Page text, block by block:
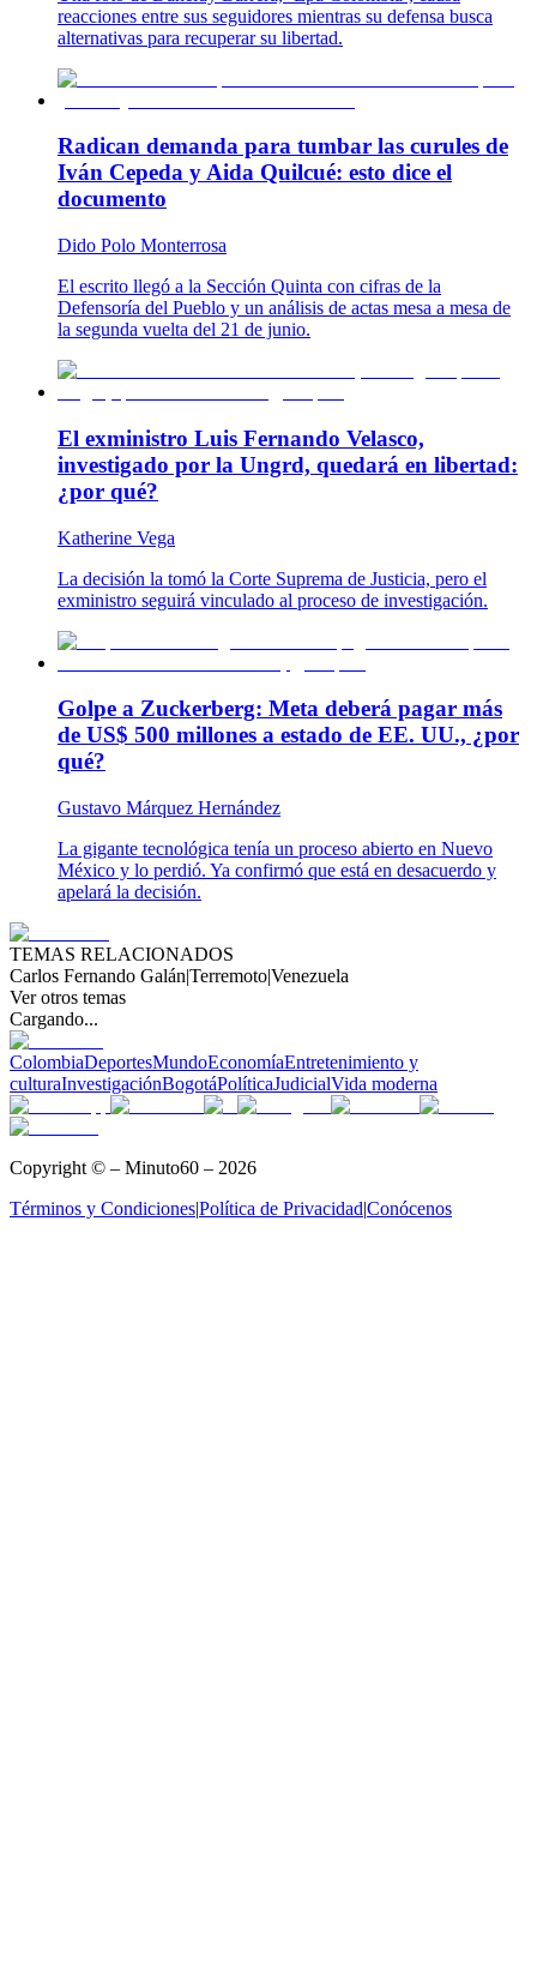
reacciones entre sus seguidores mientras su defensa busca
alternativas para recuperar su libertad.
Radican demanda para tumbar las curules de
Iván Cepeda y Aida Quilcué: esto dice el
documento
Dido Polo Monterrosa
El escrito llegó a la Sección Quinta con cifras de la
Defensoría del Pueblo y un análisis de actas mesa a mesa de
la segunda vuelta del 21 de junio.
El exministro Luis Fernando Velasco,
investigado por la Ungrd, quedará en libertad:
¿por qué?
Katherine Vega
La decisión la tomó la Corte Suprema de Justicia, pero el
exministro seguirá vinculado al proceso de investigación.
Golpe a Zuckerberg: Meta deberá pagar más
de US$ 500 millones a estado de EE. UU., ¿por
qué?
Gustavo Márquez Hernández
La gigante tecnológica tenía un proceso abierto en Nuevo
México y lo perdió. Ya confirmó que está en desacuerdo y
apelará la decisión.
TEMAS RELACIONADOS
Carlos Fernando Galán|Terremoto|Venezuela
Ver otros temas
Cargando...
ColombiaDeportesMundoEconomíaEntretenimiento y
culturaInvestigaciónBogotáPolíticaJudicialVida moderna
Copyright © – Minuto60 – 2026
Términos y Condiciones|Política de Privacidad|Conócenos